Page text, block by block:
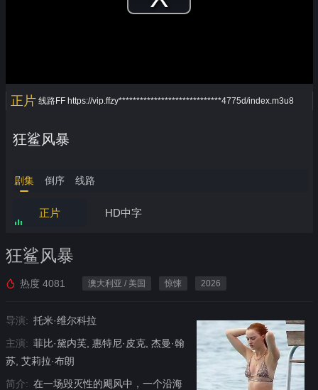
Play
正片 线路FF https://vip.ffzy*****************************4775d/index.m3u8
狂鲨风暴
剧集 倒序 线路
正片 HD中字
狂鲨风暴
热度 4081 澳大利亚 / 美国 惊悚 2026
导演: 托米·维尔科拉
主演: 菲比·黛内芙, 惠特尼·皮克, 杰曼·翰
苏, 艾莉拉·布朗
简介: 在一场毁灭性的飓风中，一个沿海